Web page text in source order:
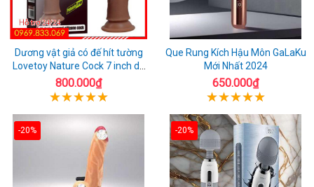
Dương vật giả có đế hít tường
Lovetoy Nature Cock 7 inch da
đen
800.000₫
Que Rung Kích Hậu Môn GaLaKu
Mới Nhất 2024
650.000₫
-20% -20%